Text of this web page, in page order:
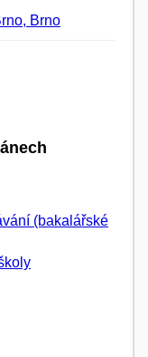
Brno
(bakalářské